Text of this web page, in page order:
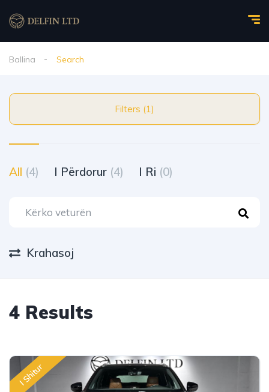
Ballina Search
Filters (1)
All (4) I Përdorur (4) I Ri (0)
Krahasoj
4 Results
I Shitur